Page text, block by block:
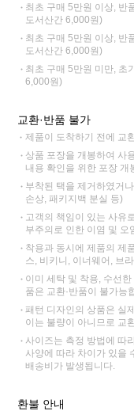
최초 구매 5만원 이상, 반
도서산간 6,000원)
최초 구매 5만원 이상, 반
도서산간 6,000원)
최초 구매 5만원 미만, 초
6,000원)
교환·반품 불가
제품이 도착하기 전에 교
상품 포장을 개봉하여 사
내용 확인을 위한 포장 개
부착된 택을 제거하였거
손상, 패키지백 분실 등)
고객의 책임이 있는 사유
부주의로 인한 이염 및 오
착용과 동시에 제품의 제
스, 비키니, 이너웨어, 브
이미 세탁 및 착용, 수선
품은 교환·반품이 불가능
패턴 디자인의 상품은 실
이는 불량이 아니므로 교
사이즈는 측정 방법에 따
사양에 따라 차이가 있을
배송비가 발생됩니다.
환불 안내